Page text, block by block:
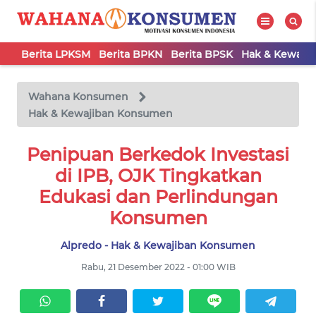
Berita LPKSM Berita BPKN Berita BPSK Hak &
Wahana Konsumen
Hak & Kewajiban Konsumen
Penipuan Berkedok Investasi
di IPB, OJK Tingkatkan
Edukasi dan Perlindungan
Konsumen
Alpredo - Hak & Kewajiban Konsumen
Rabu, 21 Desember 2022 - 01:00 WIB
TV
Tutup
LPKSM
BERITA
BPKN
HAK &